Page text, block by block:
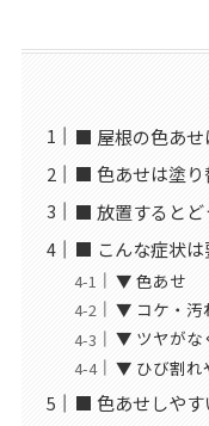
■ 屋根の色あせ
■ 色あせは塗り
■ 放置するとど
■ こんな症状は
▼ 色あせ
▼ コケ・汚
▼ ツヤがな
▼ ひび割れ
■ 色あせしやす